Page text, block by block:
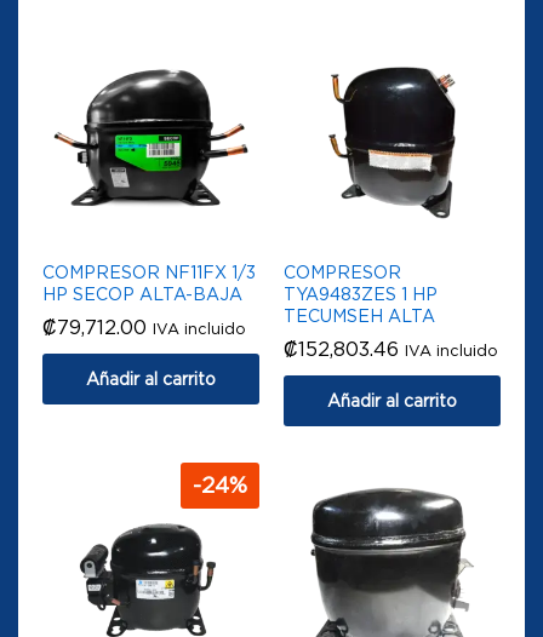
COMPRESOR NF11FX 1/3
HP SECOP ALTA-BAJA
₡79,712.00 IVA incluido
Añadir al carrito
COMPRESOR
TYA9483ZES 1 HP
TECUMSEH ALTA
₡152,803.46 IVA incluido
Añadir al carrito
-24%